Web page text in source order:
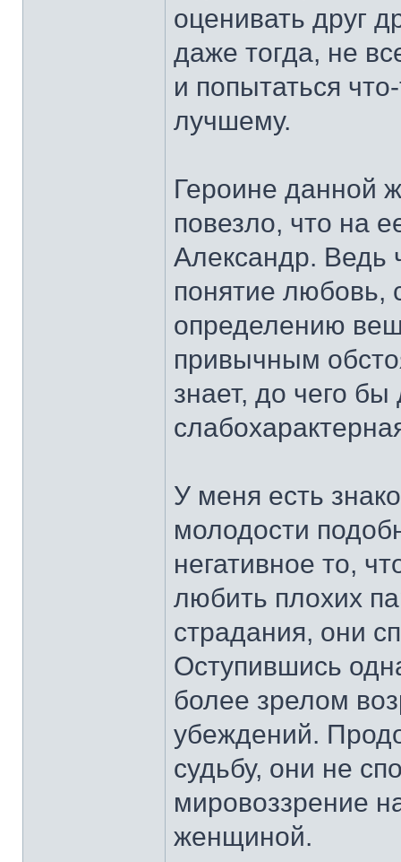
оценивать друг
даже тогда, не
и попытаться
лучшему.
Героине данной
повезло, что на
Александр. Ведь
понятие любовь,
определению
привычным
знает, до чего
У меня есть
молодости
негативное то,
любить плохих
страдания, они
Оступившись
более зрелом
убеждений.
судьбу, они не
мировоззрение
женщиной.